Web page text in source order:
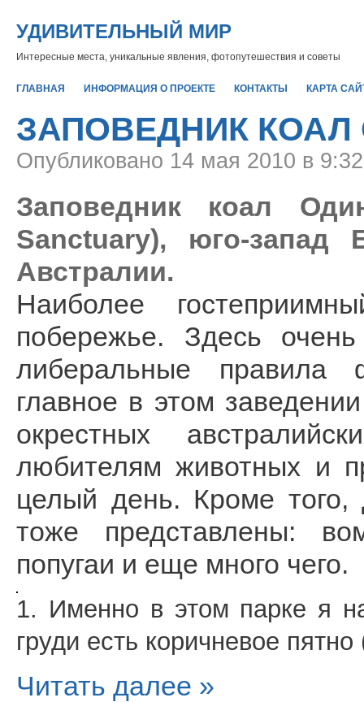
УДИВИТЕЛЬНЫЙ МИР
Интересные места, уникальные явления, фотопутешествия и советы
ГЛАВНАЯ ИНФОРМАЦИЯ О ПРОЕКТЕ КОНТАКТЫ КАРТА
ЗАПОВЕДНИК
Опубликовано 14 мая 2010 в
Заповедник коал
Sanctuary), юго-запад
Австралии.
Наиболее
побережье. Здесь
либеральные правила
главное в этом
окрестных
любителям животных и
целый день. Кроме того,
тоже представлены:
попугаи и еще много чего.
1. Именно в этом парке я
груди есть коричневое
Читать далее »